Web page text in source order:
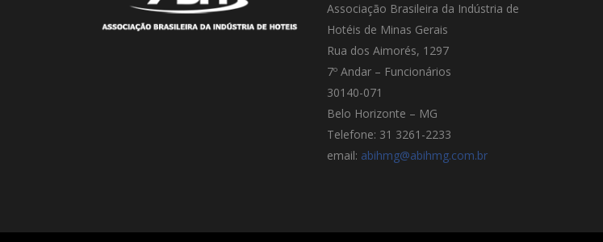
Associação Brasileira da Indústria de
Hotéis de Minas Gerais
Rua dos Aimorés, 1297
7º Andar – Funcionários
30140-071
Belo Horizonte – MG
Telefone: 31 3261-2233
email: abihmg@abihmg.com.br